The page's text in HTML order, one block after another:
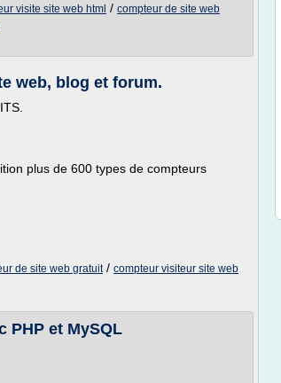
visite site web html / compteur de site web
web, blog et forum.
plus de 600 types de compteurs
de site web gratuit/ compteur visiteur site web
PHP et MySQL